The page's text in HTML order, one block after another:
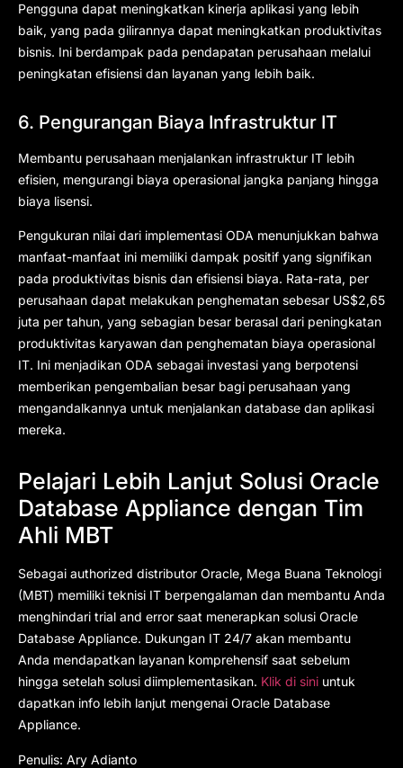
Pengguna dapat meningkatkan kinerja aplikasi yang lebih
baik, yang pada gilirannya dapat meningkatkan produktivitas
bisnis. Ini berdampak pada pendapatan perusahaan melalui
peningkatan efisiensi dan layanan yang lebih baik.
6. Pengurangan Biaya Infrastruktur IT
Membantu perusahaan menjalankan infrastruktur IT lebih
efisien, mengurangi biaya operasional jangka panjang hingga
biaya lisensi.
Pengukuran nilai dari implementasi ODA menunjukkan bahwa
manfaat-manfaat ini memiliki dampak positif yang signifikan
pada produktivitas bisnis dan efisiensi biaya. Rata-rata, per
perusahaan dapat melakukan penghematan sebesar US$2,65
juta per tahun, yang sebagian besar berasal dari peningkatan
produktivitas karyawan dan penghematan biaya operasional
IT. Ini menjadikan ODA sebagai investasi yang berpotensi
memberikan pengembalian besar bagi perusahaan yang
mengandalkannya untuk menjalankan database dan aplikasi
mereka.
Pelajari Lebih Lanjut Solusi Oracle
Database Appliance dengan Tim
Ahli MBT
Sebagai authorized distributor Oracle, Mega Buana Teknologi
(MBT) memiliki teknisi IT berpengalaman dan membantu Anda
menghindari trial and error saat menerapkan solusi Oracle
Database Appliance. Dukungan IT 24/7 akan membantu
Anda mendapatkan layanan komprehensif saat sebelum
hingga setelah solusi diimplementasikan. Klik di sini untuk
dapatkan info lebih lanjut mengenai Oracle Database
Appliance.
Penulis: Ary Adianto